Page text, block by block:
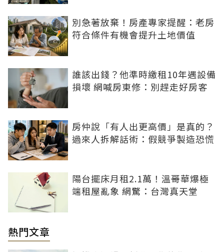
別急著放棄！房產專家提醒：老房
符合條件有機會提升土地價值
誰該出錢？他準時繳租10年遇設備
損壞 網喊房東修：別趕走好房客
房仲說「有人出更高價」是真的？
過來人拆解話術：假競爭製造恐慌
陽台擺床月租2.1萬！溫哥華爆極
端租屋亂象 網驚：台灣真天堂
熱門文章